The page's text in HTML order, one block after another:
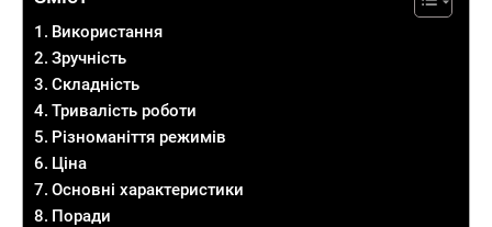
Використання
Зручність
Складність
Тривалість роботи
Різноманіття режимів
Ціна
Основні характеристики
Поради